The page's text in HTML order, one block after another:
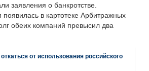
заявления о банкротстве.
в картотеке Арбитражных
обеих компаний превысил два
от использования российского